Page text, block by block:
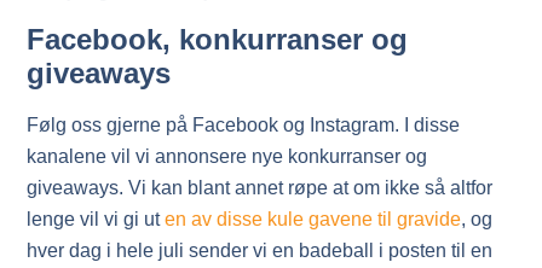
Facebook, konkurranser og
giveaways
Følg oss gjerne på Facebook og Instagram. I disse
kanalene vil vi annonsere nye konkurranser og
giveaways. Vi kan blant annet røpe at om ikke så altfor
lenge vil vi gi uten av disse kule gavene til gravide, og
hver dag i hele juli sender vi en badeball i posten til en